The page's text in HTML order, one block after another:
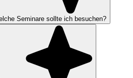
Seminare sollte ich besuchen?